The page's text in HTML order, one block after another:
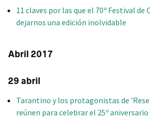
11 claves por las que el 70º Festival de
dejarnos una edición inolvidable
Abril 2017
29 abril
Tarantino y los protagonistas de
reúnen para celebrar el 25º